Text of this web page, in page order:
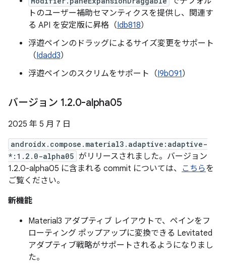
トのユーザー補助セマンティクスを提供し、関連す
る API を安定版に昇格（Idb818）
浮遊ペインのドラッグによるサイズ変更をサポート
（Idadd3）
浮遊ペインのスクリムをサポート（I9b091）
バージョン 1.2.0-alpha05
2025 年 5 月 7 日
androidx.compose.material3.adaptive:adaptive-
*:1.2.0-alpha05 がリリースされました。バージョン
1.2.0-alpha05 に含まれる commit については、 こちらを
ご覧ください。
新機能
Material3 アダプティブ レイアウトで、ペインをフ
ローティング ポップアップに変換できる Levitated
アダプティブ戦略がサポートされるようになりまし
た。